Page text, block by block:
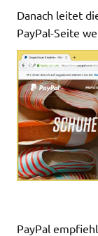
Danach leitet
PayPal-Seite
PayPal